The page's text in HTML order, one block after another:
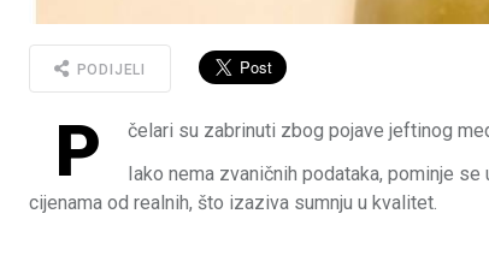
PODIJELI
P
čelari su zabrinuti zbog pojave jeftinog
Iako nema zvaničnih podataka, pominje
cijenama od realnih, što izaziva sumnju u kvalitet.